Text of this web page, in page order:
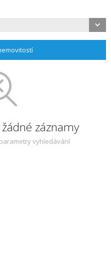
záznamy
vyhledávání